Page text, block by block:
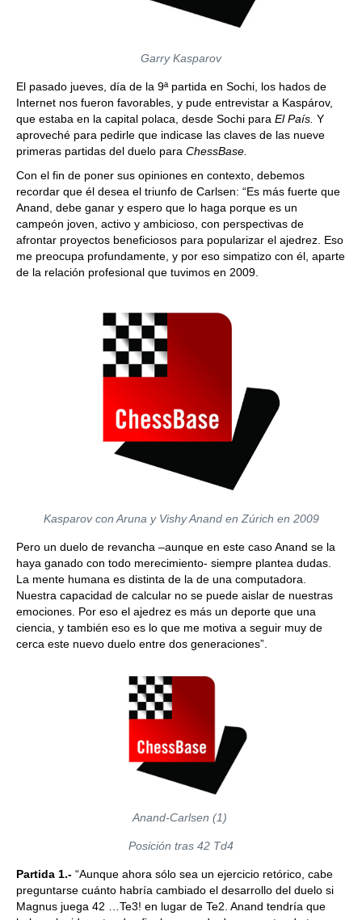
Garry Kasparov
El pasado jueves, día de la 9ª partida en Sochi, los hados de
Internet nos fueron favorables, y pude entrevistar a Kaspárov,
que estaba en la capital polaca, desde Sochi para El País. Y
aproveché para pedirle que indicase las claves de las nueve
primeras partidas del duelo para ChessBase.
Con el fin de poner sus opiniones en contexto, debemos
recordar que él desea el triunfo de Carlsen: “Es más fuerte que
Anand, debe ganar y espero que lo haga porque es un
campeón joven, activo y ambicioso, con perspectivas de
afrontar proyectos beneficiosos para popularizar el ajedrez. Eso
me preocupa profundamente, y por eso simpatizo con él, aparte
de la relación profesional que tuvimos en 2009.
Kasparov con Aruna y Vishy Ananden Zúrich en 2009
Pero un duelo de revancha –aunque en este caso Anand se la
haya ganado con todo merecimiento- siempre plantea dudas.
La mente humana es distinta de la de una computadora.
Nuestra capacidad de calcular no se puede aislar de nuestras
emociones. Por eso el ajedrez es más un deporte que una
ciencia, y también eso es lo que me motiva a seguir muy de
cerca este nuevo duelo entre dos generaciones”.
Anand-Carlsen (1)
Posición tras 42 Td4
Partida 1.- “Aunque ahora sólo sea un ejercicio retórico, cabe
preguntarse cuánto habría cambiado el desarrollo del duelo si
Magnus juega 42 …Te3! en lugar de Te2. Anand tendría que